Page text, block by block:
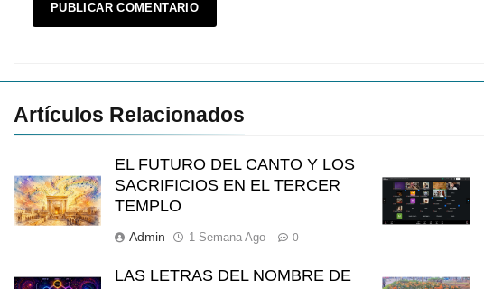
Artículos Relacionados
EL FUTURO DEL CANTO Y LOS
SACRIFICIOS EN EL TERCER
TEMPLO
Admin 1 Semana Ago 0
LAS LETRAS DEL NOMBRE DE